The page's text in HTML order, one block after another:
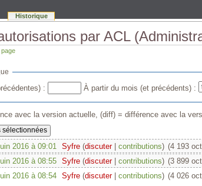
par ACL
: À partir du mois (et précédents) :
avec la version actuelle, (diff) = différence avec la
2016 à 09:01 Syfre (discuter| contributions) ‎(4 193
2016 à 08:55‎ Syfre (discuter| contributions) ‎(3 899
2016 à 08:54‎ Syfre (discuter| contributions) ‎(4 026
Historique